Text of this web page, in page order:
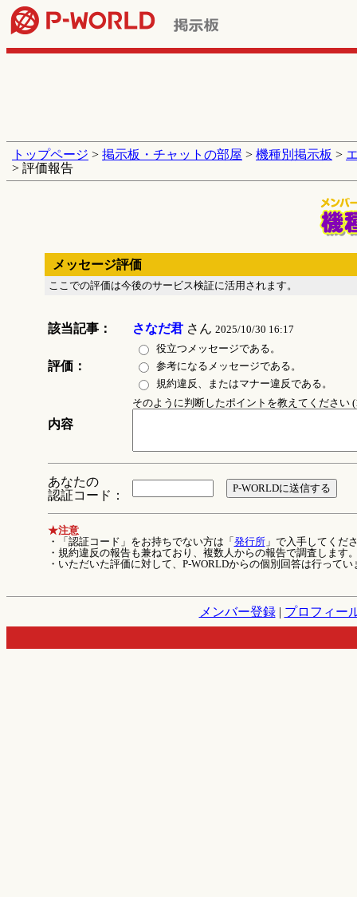
トップページ > 掲示板・チャットの部屋 > 機種別掲示板 >
> 評価報告
メッセージ評価
ここでの評価は今後のサービス検証に活用されます。
該当記事： さなだ君さん 2025/10/30 16:17
評価：
役立つメッセージである。
参考になるメッセージである。
規約違反、またはマナー違反である。
内容
そのように判断したポイントを教えてください
あなたの
認証コード：
★注意
・「認証コード」をお持ちでない方は「 発行所」で入手してくだ
・規約違反の報告も兼ねており、複数人からの報告で調査します
・いただいた評価に対して、P-WORLDからの個別回答は行ってい
メンバー登録| プロフィー